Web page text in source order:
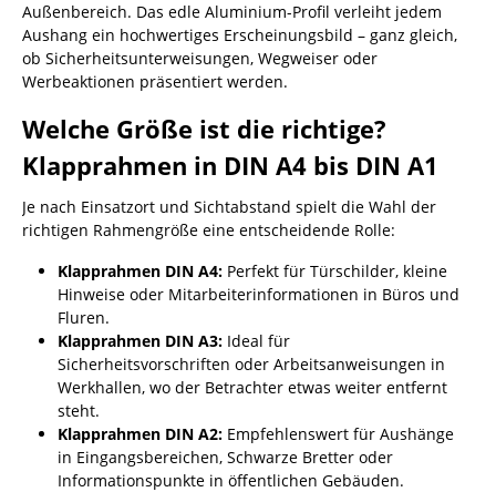
Außenbereich. Das edle Aluminium-Profil verleiht jedem
Aushang ein hochwertiges Erscheinungsbild – ganz gleich,
ob Sicherheitsunterweisungen, Wegweiser oder
Werbeaktionen präsentiert werden.
Welche Größe ist die richtige?
Klapprahmen in DIN A4 bis DIN A1
Je nach Einsatzort und Sichtabstand spielt die Wahl der
richtigen Rahmengröße eine entscheidende Rolle:
Klapprahmen DIN A4: Perfekt für Türschilder, kleine
Hinweise oder Mitarbeiterinformationen in Büros und
Fluren.
Klapprahmen DIN A3: Ideal für
Sicherheitsvorschriften oder Arbeitsanweisungen in
Werkhallen, wo der Betrachter etwas weiter entfernt
steht.
Klapprahmen DIN A2: Empfehlenswert für Aushänge
in Eingangsbereichen, Schwarze Bretter oder
Informationspunkte in öffentlichen Gebäuden.